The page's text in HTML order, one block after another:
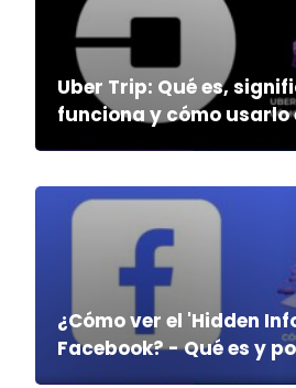
Uber Trip: Qué es,
funciona y cómo usarlo
¿Cómo ver el 'Hidden
Facebook? - Qué es y